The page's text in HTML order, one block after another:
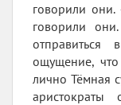
говорили
говорили
ощущение,
лично Тёмная
аристократы